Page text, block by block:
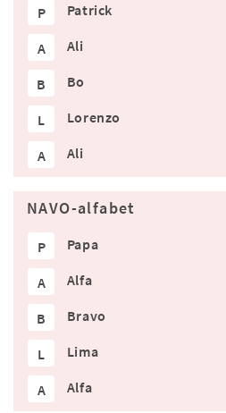
P Patrick
A Ali
B Bo
L Lorenzo
A Ali
NAVO-alfabet
P Papa
A Alfa
B Bravo
L Lima
A Alfa